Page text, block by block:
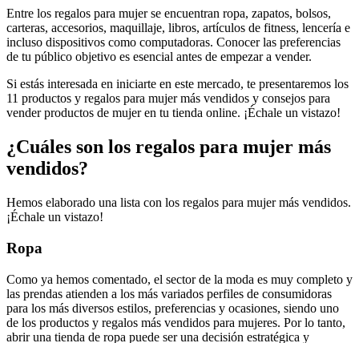
Entre los regalos para mujer se encuentran ropa, zapatos, bolsos,
carteras, accesorios, maquillaje, libros, artículos de fitness, lencería e
incluso dispositivos como computadoras. Conocer las preferencias
de tu público objetivo es esencial antes de empezar a vender.
Si estás interesada en iniciarte en este mercado, te presentaremos los
11 productos y regalos para mujer más vendidos y consejos para
vender productos de mujer en tu tienda online. ¡Échale un vistazo!
¿Cuáles son los regalos para mujer más
vendidos?
Hemos elaborado una lista con los regalos para mujer más vendidos.
¡Échale un vistazo!
Ropa
Como ya hemos comentado, el sector de la moda es muy completo y
las prendas atienden a los más variados perfiles de consumidoras
para los más diversos estilos, preferencias y ocasiones, siendo uno
de los productos y regalos más vendidos para mujeres. Por lo tanto,
abrir una tienda de ropa puede ser una decisión estratégica y